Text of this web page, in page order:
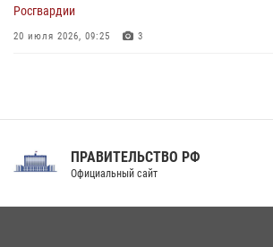
Росгвардии
20 июля 2026, 09:25 3
Праздник «Один день с Росгвардией» к 105-
ПРАВИТЕЛЬСТВО РФ
Официальный сайт